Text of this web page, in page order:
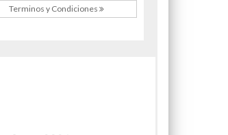
Terminos y Condiciones